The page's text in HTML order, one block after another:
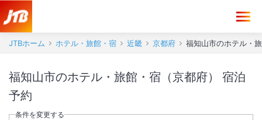
JTBホーム ホテル・旅館・宿 近畿 京都府 福知山市のホテル・
福知山市のホテル・旅館・宿（京都府） 宿泊
予約
条件を変更する